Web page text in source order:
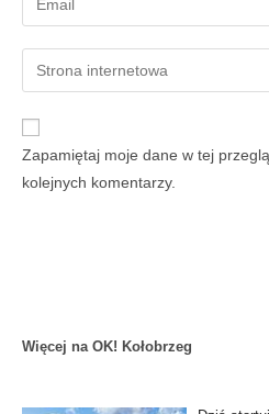
Zapamiętaj moje dane w tej
kolejnych komentarzy.
Więcej na OK! Kołobrzeg